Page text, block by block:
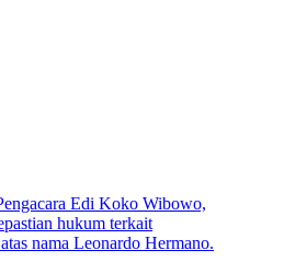
Edi Koko Wibowo,
hukum terkait
nama Leonardo Hermano.